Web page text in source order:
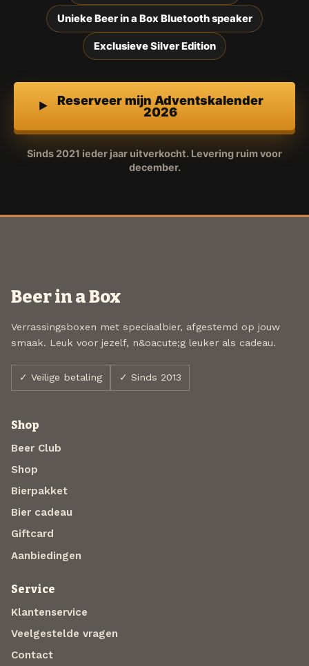
Unieke Beer in a Box Bluetooth speaker
Exclusieve Silver Edition
Reserveer mijn Adventskalender
2026
Sinds 2021 ieder jaar uitverkocht. Levering ruim voor
december.
Beer in a Box
Verrassingsboxen met speciaalbier, afgestemd op jouw
smaak. Leuk voor jezelf, n&oacute;g leuker als cadeau.
✓ Veilige betaling ✓ Sinds 2013
Shop
Beer Club
Shop
Bierpakket
Bier cadeau
Giftcard
Aanbiedingen
Service
Klantenservice
Veelgestelde vragen
Contact